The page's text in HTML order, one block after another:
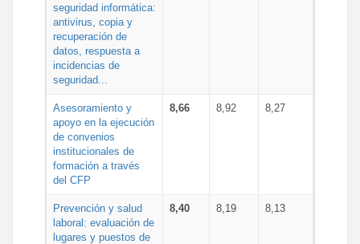
seguridad informática:
antivirus, copia y
recuperación de
datos, respuesta a
incidencias de
seguridad...
Asesoramiento y
apoyo en la ejecución
de convenios
institucionales de
formación a través
del CFP
8,66 8,92 8,27
Prevención y salud
laboral: evaluación de
lugares y puestos de
8,40 8,19 8,13